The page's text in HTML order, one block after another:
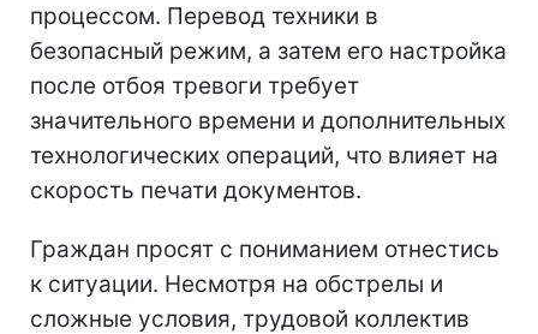
процессом. Перевод техники в
безопасный режим, а затем его настройка
после отбоя тревоги требует
значительного времени и дополнительных
технологических операций, что влияет на
скорость печати документов.
Граждан просят с пониманием отнестись
к ситуации. Несмотря на обстрелы и
сложные условия, трудовой коллектив